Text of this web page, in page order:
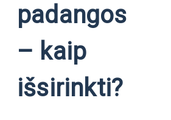
padangos
– kaip
išsirinkti?